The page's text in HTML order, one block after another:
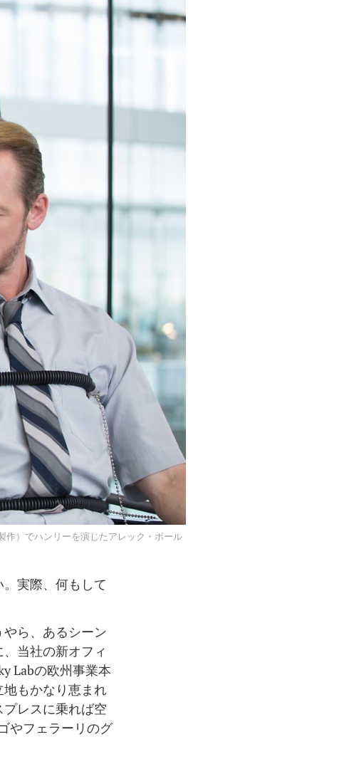
作）でハンリーを演じたアレック・ボール
実際、何もして
ら、あるシーン
当社の新オフィ
Labの欧州事業本
もかなり恵まれ
レスに乗れば空
やフェラーリのグ